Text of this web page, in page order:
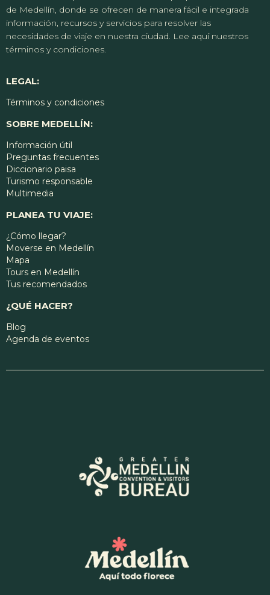
de Medellín, donde se ofrecen de manera fácil e integrada
información, recursos y servicios para resolver las
necesidades de viaje en nuestra ciudad. Lee aquí nuestros
términos y condiciones.
LEGAL:
Términos y condiciones
SOBRE MEDELLÍN:
Información útil
Preguntas frecuentes
Diccionario paisa
Turismo responsable
Multimedia
PLANEA TU VIAJE:
¿Cómo llegar?
Moverse en Medellín
Mapa
Tours en Medellín
Tus recomendados
¿QUÉ HACER?
Blog
Agenda de eventos